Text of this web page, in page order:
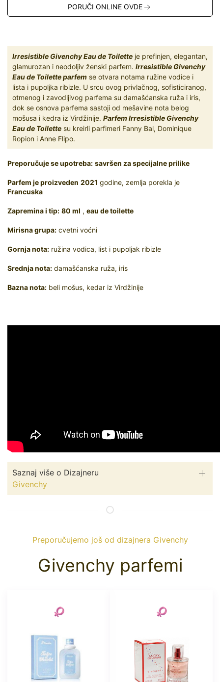
PORUČI ONLINE OVDE
Irresistible Givenchy Eau de Toilette je prefinjen, elegantan,
glamurozan i neodoljiv ženski parfem. Irresistible Givenchy
Eau de Toilette parfem se otvara notama ružine vodice i
lista i pupoljka ribizle. U srcu ovog privlačnog, sofisticiranog,
otmenog i zavodljivog parfema su damašćanska ruža i iris,
dok se osnova parfema sastoji od mešavine nota belog
mošusa i kedra iz Virdžinije. Parfem Irresistible Givenchy
Eau de Toilette su kreirli parfimeri Fanny Bal, Dominique
Ropion i Anne Flipo.
Preporučuje se upotreba: savršen za specijalne prilike
Parfem je proizveden 2021 godine, zemlja porekla je
Francuska
Zapremina i tip: 80 ml , eau de toilette
Mirisna grupa: cvetni voćni
Gornja nota: ružina vodica, list i pupoljak ribizle
Srednja nota: damašćanska ruža, iris
Bazna nota: beli mošus, kedar iz Virdžinije
Saznaj više o Dizajneru
Givenchy
Preporučujemo još od dizajnera Givenchy
Givenchy parfemi